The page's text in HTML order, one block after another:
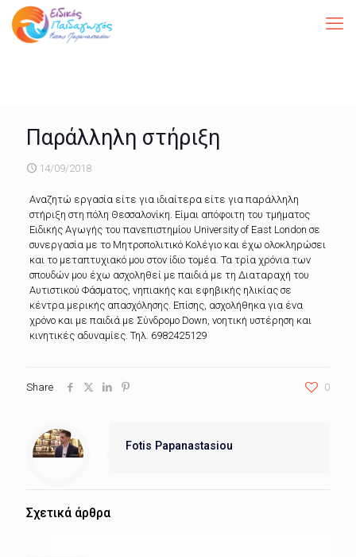
Παράλληλη στήριξη
14/09/2018
Αναζητώ εργασία είτε για ιδιαίτερα είτε για παράλληλη
στήριξη στη πόλη Θεσσαλονίκη. Είμαι απόφοιτη του τμήματος
Ειδικής Αγωγής του πανεπιστημίου University of East London σε
συνεργασία με το Μητροπολιτικό Κολέγιο και έχω ολοκληρώσει
και το μεταπτυχιακό μου στον ίδιο τομέα. Τα τρία χρόνια των
σπουδών μου έχω ασχοληθεί με παιδιά με τη Διαταραχή του
Αυτιστικού Φάσματος, νηπιακής και εφηβικής ηλικίας σε
κέντρα μερικής απασχόλησης. Επίσης, ασχολήθηκα για ένα
χρόνο και με παιδιά με Σύνδρομο Down, νοητική υστέρηση και
κινητικές αδυναμίες. Τηλ. 6982425129
Share 0
Fotis Papanastasiou
Σχετικά άρθρα